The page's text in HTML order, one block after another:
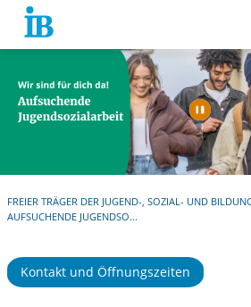
Springe zum Inhalt
FREIER TRÄGER DER JUGEND-, SOZIAL- UND
AUFSUCHENDE JUGENDSO...
Kontakt und Öffnungszeiten